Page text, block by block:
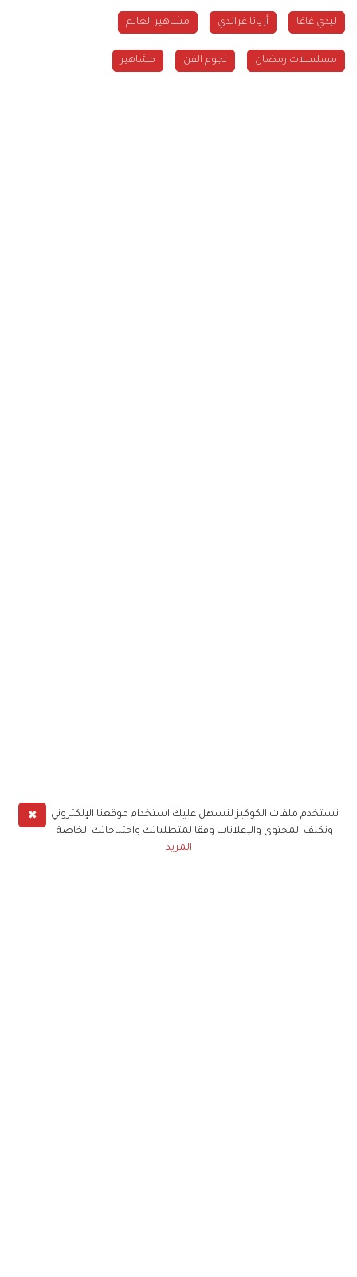
ليدي غاغا أريانا غراندي مشاهير العالم
مسلسلات رمضان نجوم الفن مشاهير
✖
نستخدم ملفات الكوكيز لنسهل عليك استخدام موقعنا الإلكتروني
ونكيف المحتوى والإعلانات وفقا لمتطلباتك واحتياجاتك الخاصة
المزيد